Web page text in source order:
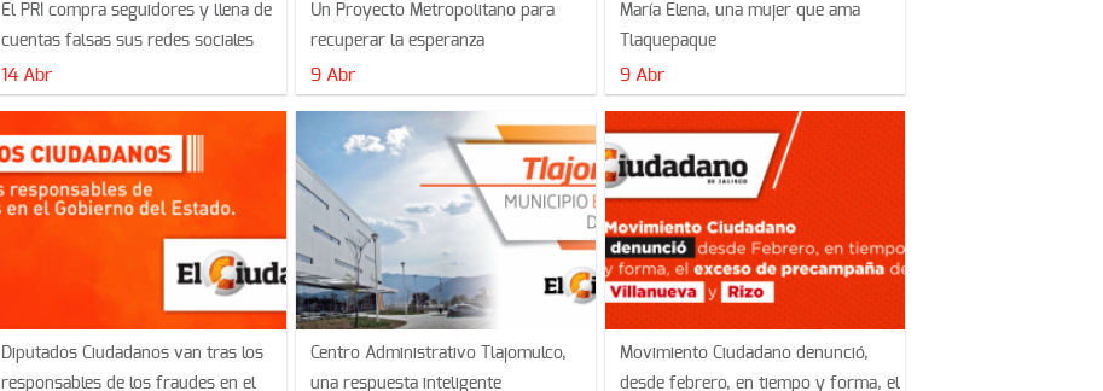
El PRI compra seguidores y llena de
cuentas falsas sus redes sociales
14 Abr
Un Proyecto Metropolitano para
recuperar la esperanza
9 Abr
María Elena, una mujer que ama
Tlaquepaque
9 Abr
Diputados Ciudadanos van tras los
responsables de los fraudes en el
Centro Administrativo Tlajomulco,
una respuesta inteligente
Movimiento Ciudadano denunció,
desde febrero, en tiempo y forma, el